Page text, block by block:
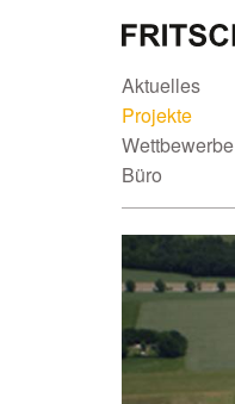
Aktuelles
Projekte
Wettbewerbe
Büro